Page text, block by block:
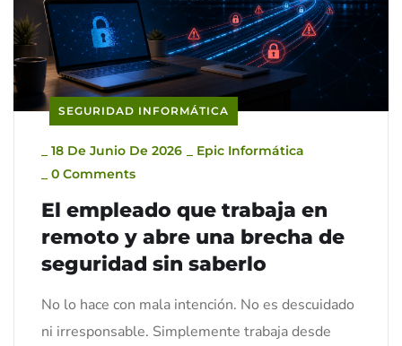
SEGURIDAD INFORMÁTICA
18 De Junio De 2026
Epic Informática
0 Comments
El empleado que trabaja en
remoto y abre una brecha de
seguridad sin saberlo
No lo hace con mala intención. No es descuidado
ni irresponsable. Simplemente trabaja desde